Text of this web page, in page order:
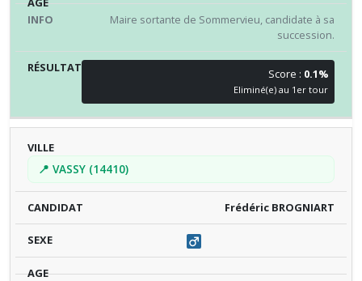
Maire sortante de Sommervieu, candidate à sa
succession.
Score : 0.1%
Eliminé(e) au 1er tour
📍 VASSY (14410)
Frédéric BROGNIART